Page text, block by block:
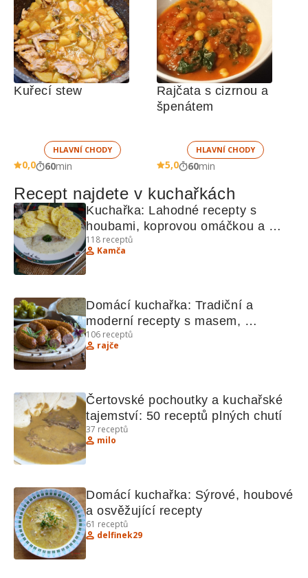
HLAVNÍ CHODY
0,0 60min
Rajčata s cizrnou a
špenátem
HLAVNÍ CHODY
5,0 60min
Recept najdete v kuchařkách
Kuchařka: Lahodné recepty s
houbami, koprovou omáčkou a
kuřecím masem
118 receptů
Kamča
Domácí kuchařka: Tradiční a
moderní recepty s masem,
žampiony a vínem
106 receptů
rajče
Čertovské pochoutky a kuchařské
tajemství: 50 receptů plných chutí
37 receptů
milo
Domácí kuchařka: Sýrové, houbové
a osvěžující recepty
61 receptů
delfinek29